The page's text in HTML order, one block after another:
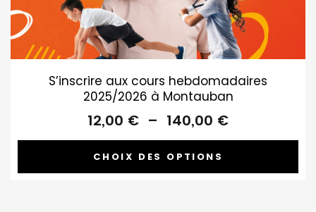
S’inscrire aux cours hebdomadaires
2025/2026 à Montauban
12,00 € – 140,00 €
de
12,00 €
CHOIX DES OPTIONS